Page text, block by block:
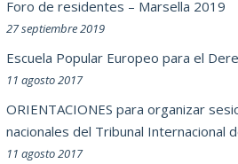
Foro de residentes – Marsella 2019
27 septiembre 2019
Escuela Popular Europeo para el
11 agosto 2017
ORIENTACIONES para organizar
nacionales del Tribunal Internacional
11 agosto 2017